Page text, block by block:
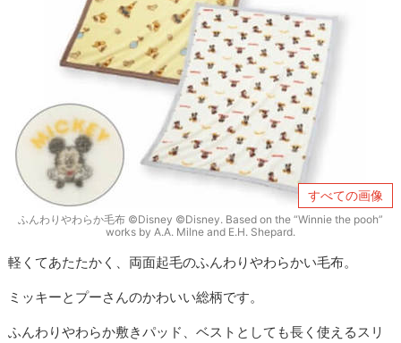
すべての画像
ふんわりやわらか毛布 ©Disney ©Disney. Based on the “Winnie the pooh”
works by A.A. Milne and E.H. Shepard.
軽くてあたたかく、両面起毛のふんわりやわらかい毛布。
ミッキーとプーさんのかわいい総柄です。
ふんわりやわらか敷きパッド、ベストとしても長く使えるスリ